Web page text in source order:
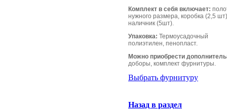
Комплект в себя включает:
нужного размера, коробка (2,5
наличник (5шт).
Упаковка: Термоусадочный
полиэтилен, пенопласт.
Можно приобрести
доборы, комплект фурнитуры.
Выбрать фурнитуру
Назад в раздел